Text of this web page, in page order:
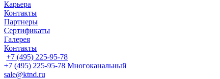
Карьера
Контакты
Партнеры
Сертификаты
Галерея
Контакты
+7 (495) 225-95-78
+7 (495) 225-95-78 Многоканальный
sale@ktnd.ru